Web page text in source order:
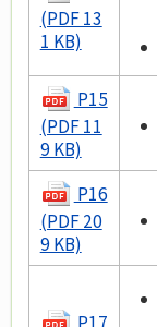
(PDF 13
1 KB)
P15
(PDF 11
9 KB)
P16
(PDF 20
9 KB)
P17